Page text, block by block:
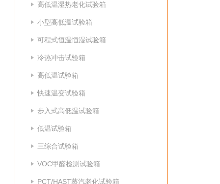
高低温湿热老化试验箱
小型高低温试验箱
可程式恒温恒湿试验箱
冷热冲击试验箱
高低温试验箱
快速温变试验箱
步入式高低温试验箱
低温试验箱
三综合试验箱
VOC甲醛检测试验箱
PCT/HAST蒸汽老化试验箱